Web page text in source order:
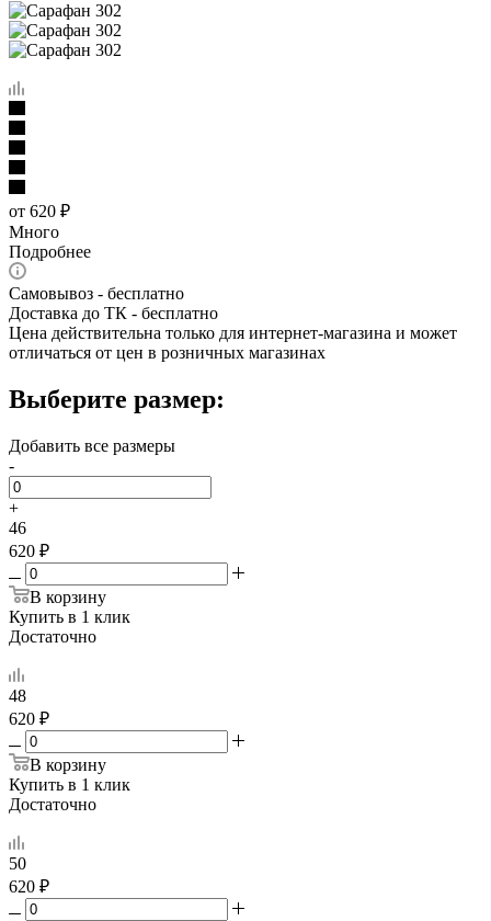
от 620 ₽
Много
Подробнее
Самовывоз - бесплатно
Доставка до ТК - бесплатно
Цена действительна только для интернет-магазина и может
отличаться от цен в розничных магазинах
Выберите размер:
Добавить все размеры
-
+
46
620 ₽
В корзину
Купить в 1 клик
Достаточно
48
620 ₽
В корзину
Купить в 1 клик
Достаточно
50
620 ₽